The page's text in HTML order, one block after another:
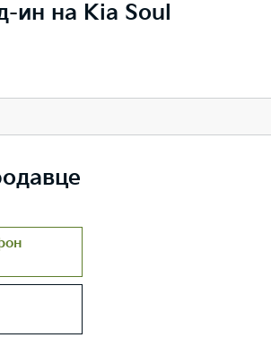
ин на Kia Soul